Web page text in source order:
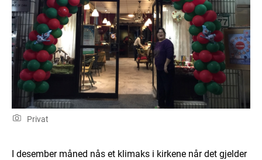
Privat
I desember måned nås et klimaks i kirkene når det gjelder